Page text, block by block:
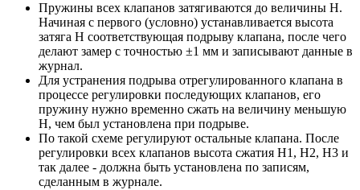
Пружины всех клапанов затягиваются до величины H.
Начиная с первого (условно) устанавливается высота
затяга H соответствующая подрыву клапана, после чего
делают замер с точностью ±1 мм и записывают данные в
журнал.
Для устранения подрыва отрегулированного клапана в
процессе регулировки последующих клапанов, его
пружину нужно временно сжать на величину меньшую
H, чем был установлена при подрыве.
По такой схеме регулируют остальные клапана. После
регулировки всех клапанов высота сжатия H1, H2, H3 и
так далее - должна быть установлена по записям,
сделанным в журнале.